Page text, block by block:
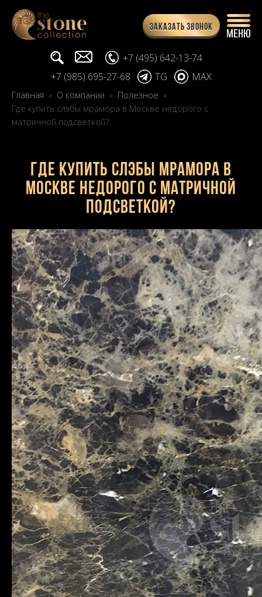
Заказать звонок
Поиск... info@stone-collection.ru
+7 (495) 642-13-74
+7 (985) 695-27-68
TG MAX
Главная » О компании » Полезное »
Где купить слэбы мрамора в Москве недорого с
матричной подсветкой?
Где купить слэбы мрамора в
Москве недорого с матричной
подсветкой?